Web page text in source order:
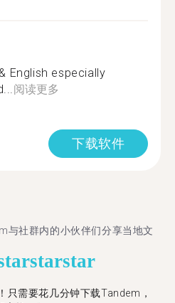
English especially
阅读更多
下载软件
与社群内的小伙伴们分享当地文
starstar
只需要花几分钟下载Tandem，